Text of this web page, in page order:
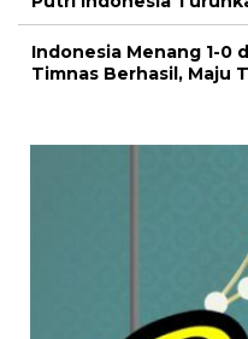
Indonesia Menang 1-0
Timnas Berhasil, Maju